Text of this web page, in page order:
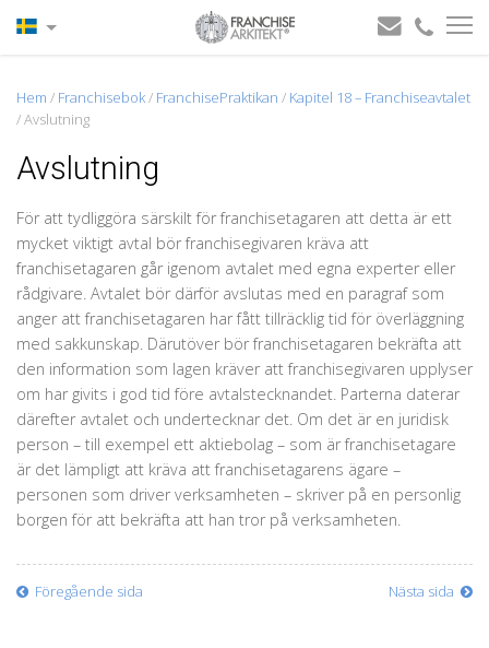
Hem / Franchisebok/ FranchisePraktikan / Kapitel 18 – Franchiseavtalet
/Avslutning
Avslutning
För att tydliggöra särskilt för franchisetagaren att detta är ett
mycket viktigt avtal bör franchisegivaren kräva att
franchisetagaren går igenom avtalet med egna experter eller
rådgivare. Avtalet bör därför avslutas med en paragraf som
anger att franchisetagaren har fått tillräcklig tid för överläggning
med sakkunskap. Därutöver bör franchisetagaren bekräfta att
den information som lagen kräver att franchisegivaren upplyser
om har givits i god tid före avtalstecknandet. Parterna daterar
därefter avtalet och undertecknar det. Om det är en juridisk
person – till exempel ett aktiebolag – som är franchisetagare
är det lämpligt att kräva att franchisetagarens ägare –
personen som driver verksamheten – skriver på en personlig
borgen för att bekräfta att han tror på verksamheten.
Föregående sida Nästa sida